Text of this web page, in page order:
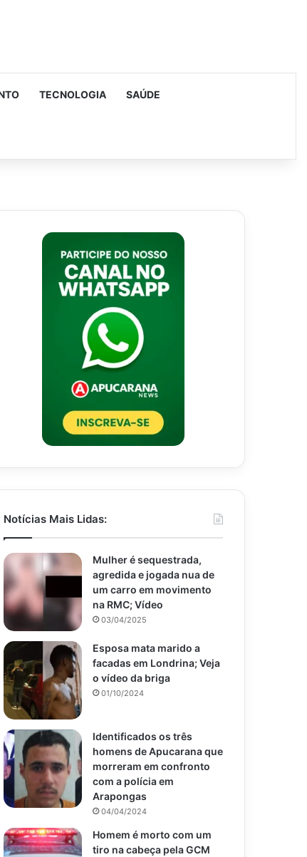
TECNOLOGIA SAÚDE
Notícias Mais Lidas:
Mulher é sequestrada,
agredida e jogada nua de
um carro em movimento
na RMC; Vídeo
03/04/2025
Esposa mata marido a
facadas em Londrina; Veja
o vídeo da briga
01/10/2024
Identificados os três
homens de Apucarana que
morreram em confronto
com a polícia em
Arapongas
04/04/2024
Homem é morto com um
tiro na cabeça pela GCM